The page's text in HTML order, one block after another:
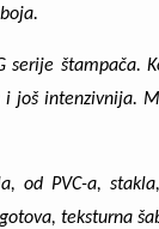
serije štampača.
još intenzivnija.
od PVC-a,
teksturna